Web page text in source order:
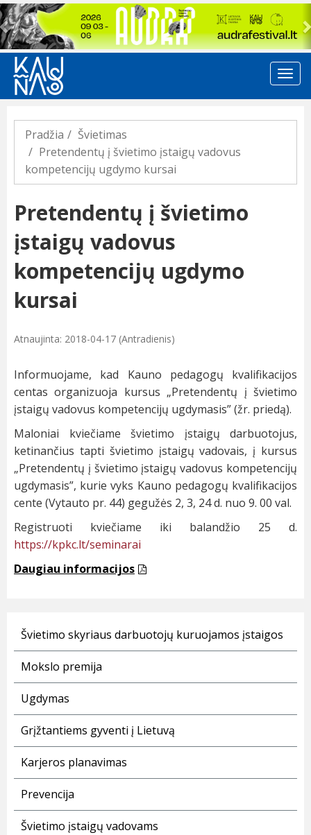
Previous
Pradžia
Švietimas
Pretendentų į švietimo įstaigų vadovus
kompetencijų ugdymo kursai
Pretendentų į švietimo
įstaigų vadovus
kompetencijų ugdymo
kursai
Atnaujinta: 2018-04-17 (Antradienis)
Informuojame, kad Kauno pedagogų kvalifikacijos
centas organizuoja kursus „Pretendentų į švietimo
įstaigų vadovus kompetencijų ugdymasis” (žr. priedą).
Maloniai kviečiame švietimo įstaigų darbuotojus,
ketinančius tapti švietimo įstaigų vadovais, į kursus
„Pretendentų į švietimo įstaigų vadovus kompetencijų
ugdymasis”, kurie vyks Kauno pedagogų kvalifikacijos
cente (Vytauto pr. 44) gegužės 2, 3, 24 d. nuo 9. 00 val.
Registruoti kviečiame iki balandžio 25 d.
https://kpkc.lt/seminarai
Daugiau informacijos
Švietimo skyriaus darbuotojų kuruojamos įstaigos
Mokslo premija
Ugdymas
Grįžtantiems gyventi į Lietuvą
Karjeros planavimas
Prevencija
Švietimo įstaigų vadovams